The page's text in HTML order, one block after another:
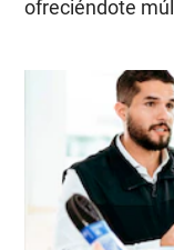
ofreciéndote